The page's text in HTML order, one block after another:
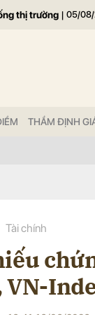
thị trường | 05/
THẨM ĐỊNH
Tài chính
VN-